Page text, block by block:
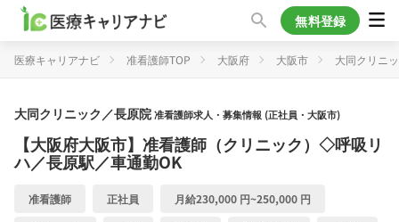
無料登録
医療キャリアナビ 准看護師TOP 大阪府 大阪市 大同クリニ
大同クリニック／長原院准看護師求人・募集情報 (正社員・大阪市)
【大阪府大阪市】准看護師（クリニック）◇呼吸リ
ハ／長原駅／車通勤OK
准看護師 正社員 月給230,000 円~250,000 円